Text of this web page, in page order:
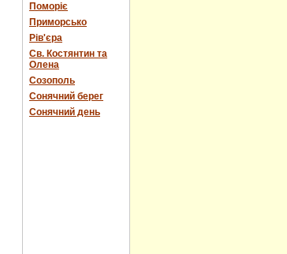
Поморіє
Приморсько
Рів'єра
Св. Костянтин та
Олена
Созополь
Сонячний берег
Сонячний день